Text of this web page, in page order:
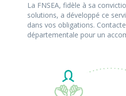
La FNSEA, fidèle à sa
solutions, a développé ce
dans vos obligations.
départementale pour un